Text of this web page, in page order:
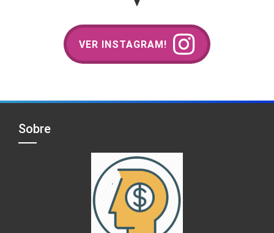
VER INSTAGRAM!
Sobre